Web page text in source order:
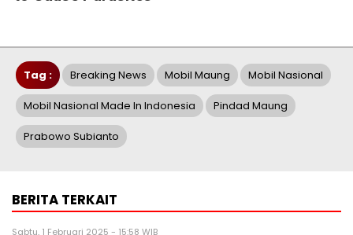
Tag : Breaking News Mobil Maung Mobil Nasional
Mobil Nasional Made In Indonesia Pindad Maung
Prabowo Subianto
BERITA TERKAIT
Sabtu, 1 Februari 2025 - 15:58 WIB